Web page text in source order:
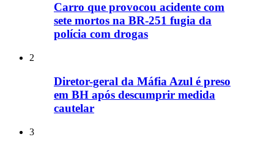
Carro que provocou acidente com
sete mortos na BR-251 fugia da
polícia com drogas
2
Diretor-geral da Máfia Azul é preso
em BH após descumprir medida
cautelar
3